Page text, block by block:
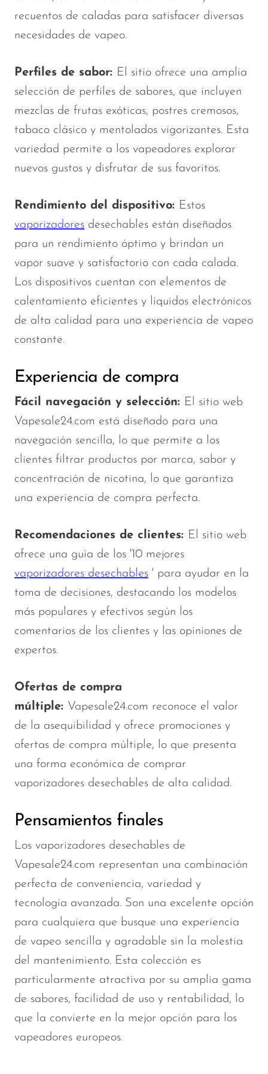
recuentos de caladas para satisfacer diversas
necesidades de vapeo.
Perfiles de sabor: El sitio ofrece una amplia
selección de perfiles de sabores, que incluyen
mezclas de frutas exóticas, postres cremosos,
tabaco clásico y mentolados vigorizantes. Esta
variedad permite a los vapeadores explorar
nuevos gustos y disfrutar de sus favoritos.
Rendimiento del dispositivo: Estos
vaporizadores desechables están diseñados
para un rendimiento óptimo y brindan un
vapor suave y satisfactorio con cada calada.
Los dispositivos cuentan con elementos de
calentamiento eficientes y líquidos electrónicos
de alta calidad para una experiencia de vapeo
constante.
Experiencia de compra
Fácil navegación y selección: El sitio web
Vapesale24.com está diseñado para una
navegación sencilla, lo que permite a los
clientes filtrar productos por marca, sabor y
concentración de nicotina, lo que garantiza
una experiencia de compra perfecta.
Recomendaciones de clientes: El sitio web
ofrece una guía de los '10 mejores
vaporizadores desechables ' para ayudar en la
toma de decisiones, destacando los modelos
más populares y efectivos según los
comentarios de los clientes y las opiniones de
expertos.
Ofertas de compra
múltiple: Vapesale24.com reconoce el valor
de la asequibilidad y ofrece promociones y
ofertas de compra múltiple, lo que presenta
una forma económica de comprar
vaporizadores desechables de alta calidad.
Pensamientos finales
Los vaporizadores desechables de
Vapesale24.com representan una combinación
perfecta de conveniencia, variedad y
tecnología avanzada. Son una excelente opción
para cualquiera que busque una experiencia
de vapeo sencilla y agradable sin la molestia
del mantenimiento. Esta colección es
particularmente atractiva por su amplia gama
de sabores, facilidad de uso y rentabilidad, lo
que la convierte en la mejor opción para los
vapeadores europeos.